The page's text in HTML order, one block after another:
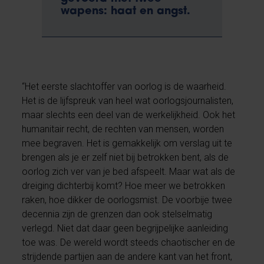
wapens: haat en angst.
“Het eerste slachtoffer van oorlog is de waarheid.
Het is de lijfspreuk van heel wat oorlogsjournalisten,
maar slechts een deel van de werkelijkheid. Ook het
humanitair recht, de rechten van mensen, worden
mee begraven. Het is gemakkelijk om verslag uit te
brengen als je er zelf niet bij betrokken bent, als de
oorlog zich ver van je bed afspeelt. Maar wat als de
dreiging dichterbij komt? Hoe meer we betrokken
raken, hoe dikker de oorlogsmist. De voorbije twee
decennia zijn de grenzen dan ook stelselmatig
verlegd. Niet dat daar geen begrijpelijke aanleiding
toe was. De wereld wordt steeds chaotischer en de
strijdende partijen aan de andere kant van het front,